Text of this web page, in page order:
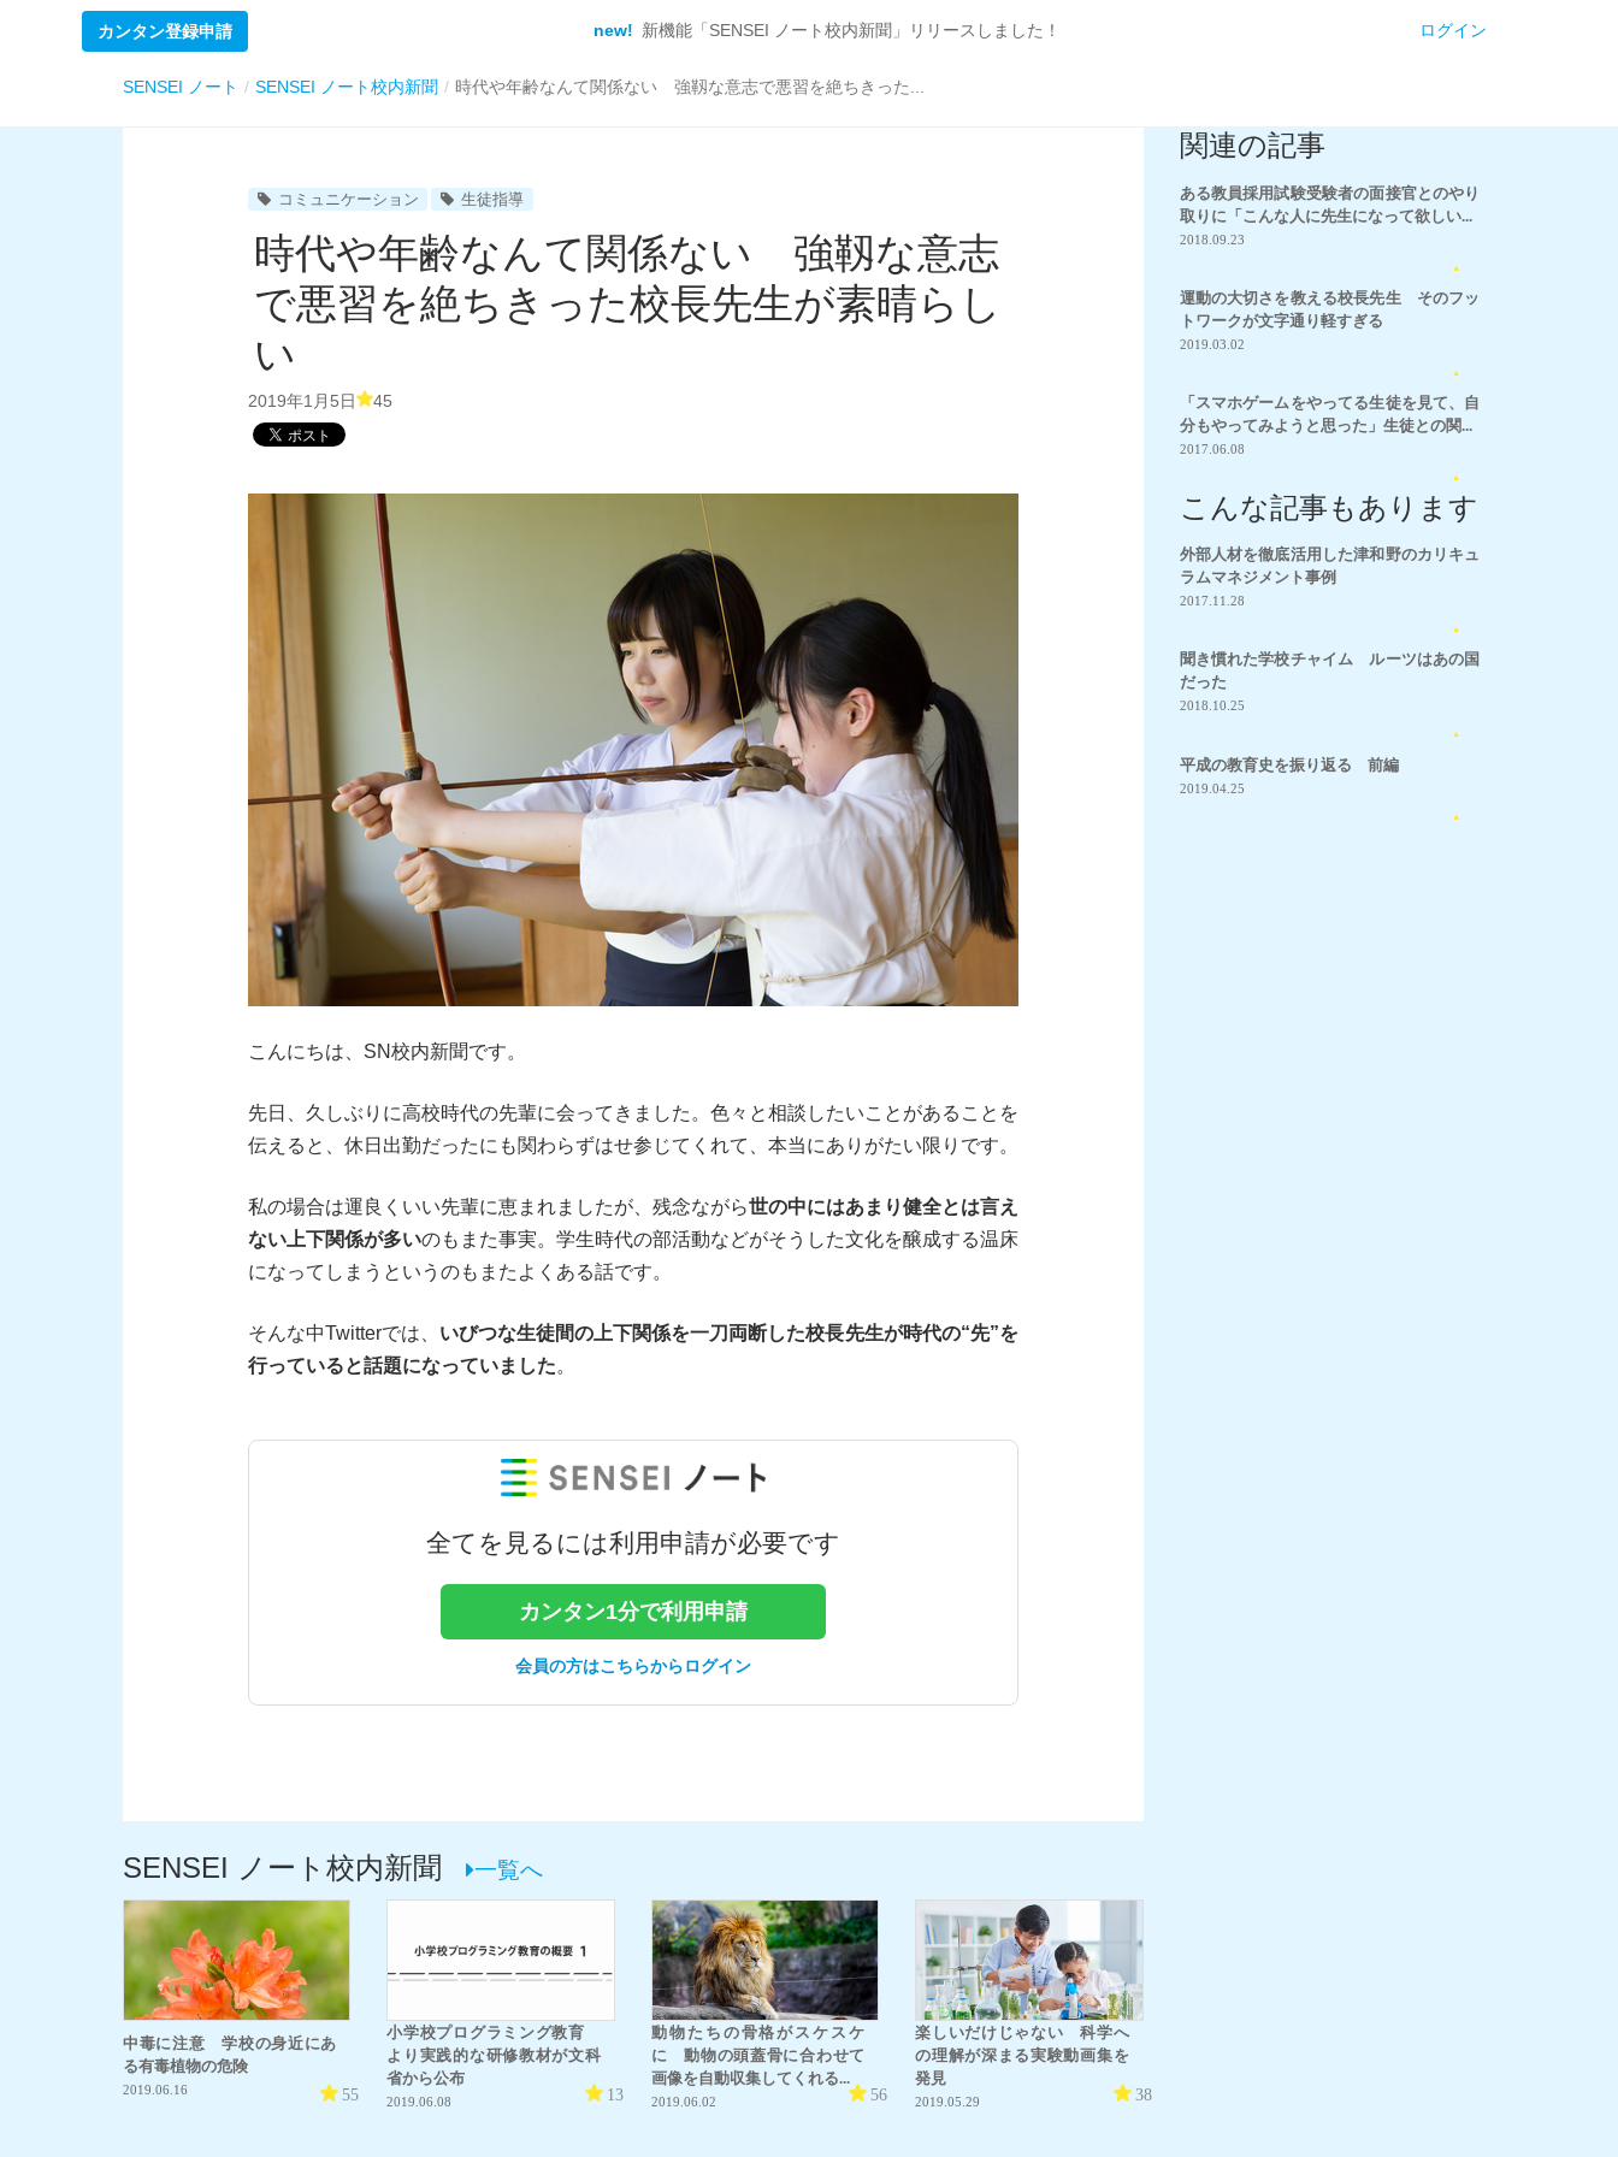
カンタン登録申請 new! 新機能「SENSEI ノート校内新聞」リリースしました！ ログイン
SENSEI ノート SENSEI ノート校内新聞 時代や年齢なんて関係ない 強靱な意志で悪習を絶ちきった...
コミュニケーション 生徒指導
時代や年齢なんて関係ない 強靱な意志
で悪習を絶ちきった校長先生が素晴らし
い
2019年1月5日 45
こんにちは、SN校内新聞です。
先日、久しぶりに高校時代の先輩に会ってきました。色々と相談したいことがあることを
伝えると、休日出勤だったにも関わらずはせ参じてくれて、本当にありがたい限りです。
私の場合は運良くいい先輩に恵まれましたが、残念ながら世の中にはあまり健全とは言え
ない上下関係が多いのもまた事実。学生時代の部活動などがそうした文化を醸成する温床
になってしまうというのもまたよくある話です。
そんな中Twitterでは、 いびつな生徒間の上下関係を一刀両断した校長先生が時代の“先”を
行っていると話題になっていました。
全てを見るには利用申請が必要です
カンタン1分で利用申請
会員の方はこちらからログイン
関連の記事
ある教員採用試験受験者の面接官とのやり
取りに「こんな人に先生になって欲しい...
2018.09.23
運動の大切さを教える校長先生 そのフッ
トワークが文字通り軽すぎる
2019.03.02
「スマホゲームをやってる生徒を見て、自
分もやってみようと思った」生徒との関...
2017.06.08
こんな記事もあります
外部人材を徹底活用した津和野のカリキュ
ラムマネジメント事例
2017.11.28
聞き慣れた学校チャイム ルーツはあの国
だった
2018.10.25
平成の教育史を振り返る 前編
2019.04.25
SENSEI ノート校内新聞 一覧へ
中毒に注意 学校の身近にあ
る有毒植物の危険
2019.06.16 55
小学校プログラミング教育
より実践的な研修教材が文科
省から公布
2019.06.08 13
動物たちの骨格がスケスケ
に 動物の頭蓋骨に合わせて
画像を自動収集してくれる...
2019.06.02 56
楽しいだけじゃない 科学へ
の理解が深まる実験動画集を
発見
2019.05.29 38